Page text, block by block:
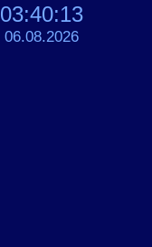
03:40:13
06.08.2026